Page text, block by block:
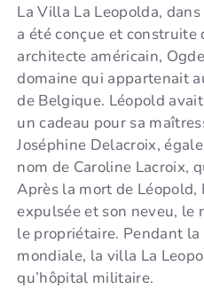
La Villa La Leopolda,
a été conçue et
architecte américain,
domaine qui appartenait
de Belgique. Léopold
un cadeau pour sa
Joséphine Delacroix,
nom de Caroline Lacroix,
Après la mort de
expulsée et son neveu, le
le propriétaire. Pendant
mondiale, la villa La
qu’hôpital militaire.